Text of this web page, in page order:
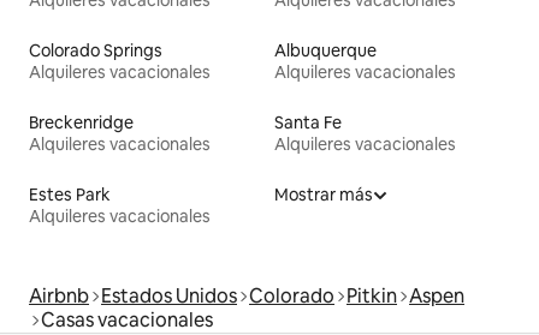
Colorado Springs
Alquileres vacacionales
Albuquerque
Alquileres vacacionales
Breckenridge
Alquileres vacacionales
Santa Fe
Alquileres vacacionales
Estes Park
Alquileres vacacionales
Mostrar más
Airbnb Estados Unidos Colorado Pitkin Aspen
Casas vacacionales